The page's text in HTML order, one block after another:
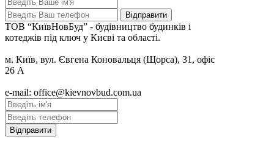
ТОВ “КиївНовБуд” - будівництво будинків і
котеджів під ключ у Києві та області.
м. Київ, вул. Євгена Коновальця (Щорса), 31, офіс
26 А
e-mail: office@kievnovbud.com.ua